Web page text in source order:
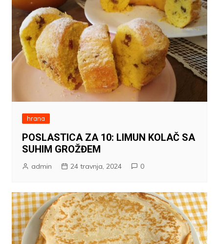
hrana
POSLASTICA ZA 10: LIMUN KOLAČ SA
SUHIM GROŽĐEM
admin 24 travnja, 2024 0